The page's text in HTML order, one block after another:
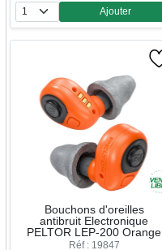
Quantité
Ajouter
Bouchons d'oreilles
antibruit Electronique
PELTOR LEP-200 Orange
Réf : 19847